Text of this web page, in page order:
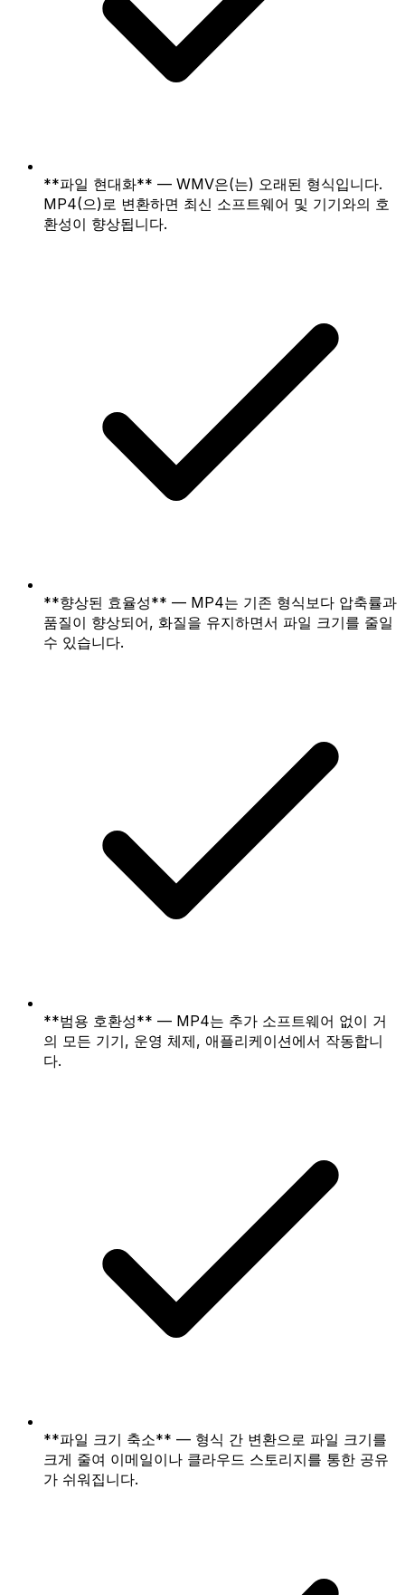
**파일 현대화** — WMV은(는) 오래된 형식입니다.
MP4(으)로 변환하면 최신 소프트웨어 및 기기와의 호
환성이 향상됩니다.
**향상된 효율성** — MP4는 기존 형식보다 압축률과
품질이 향상되어, 화질을 유지하면서 파일 크기를 줄일
수 있습니다.
**범용 호환성** — MP4는 추가 소프트웨어 없이 거
의 모든 기기, 운영 체제, 애플리케이션에서 작동합니
다.
**파일 크기 축소** — 형식 간 변환으로 파일 크기를
크게 줄여 이메일이나 클라우드 스토리지를 통한 공유
가 쉬워집니다.